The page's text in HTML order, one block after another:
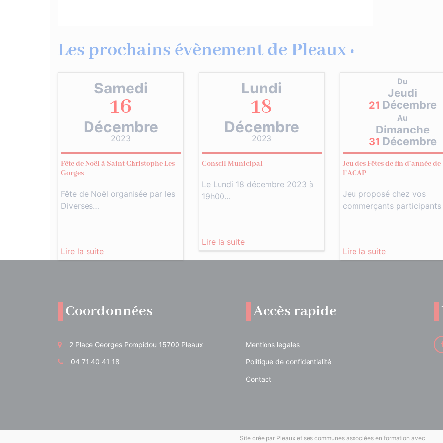
Les prochains évènement de Pleaux :
Samedi
16
Décembre
2023
Fête de Noël à Saint Christophe Les
Gorges
Fête de Noël organisée par les
Diverses…
Lire la suite
Lundi
18
Décembre
2023
Conseil Municipal
Le Lundi 18 décembre 2023 à
19h00…
Lire la suite
Du
Jeudi
21 Décembre
Au
Dimanche
31 Décembre
Jeu des Fêtes de fin d’année de
l’ACAP
Jeu proposé chez vos
commerçants
Lire la suite
Coordonnées
2 Place Georges Pompidou 15700 Pleaux
04 71 40 41 18
Accès rapide
Mentions legales
Politique de confidentialité
Contact
Site crée par Pleaux et ses communes associées en formation avec